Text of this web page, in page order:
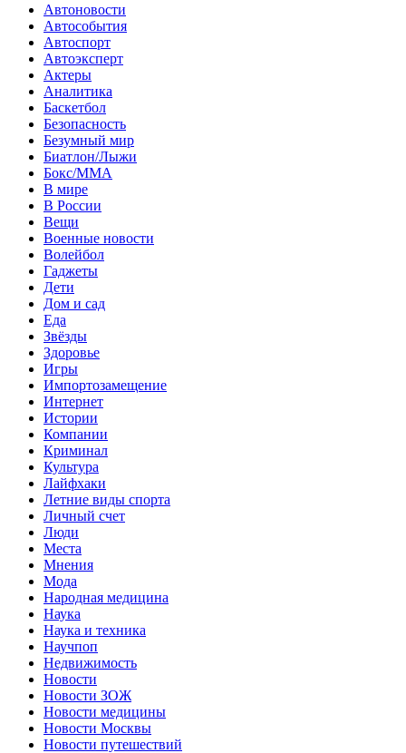
Автоновости
Автособытия
Автоспорт
Автоэксперт
Актеры
Аналитика
Баскетбол
Безопасность
Безумный мир
Биатлон/Лыжи
Бокс/MMA
В мире
В России
Вещи
Военные новости
Волейбол
Гаджеты
Дети
Дом и сад
Еда
Звёзды
Здоровье
Игры
Импортозамещение
Интернет
Истории
Компании
Криминал
Культура
Лайфхаки
Летние виды спорта
Личный счет
Люди
Места
Мнения
Мода
Народная медицина
Наука
Наука и техника
Научпоп
Недвижимость
Новости
Новости ЗОЖ
Новости медицины
Новости Москвы
Новости путешествий